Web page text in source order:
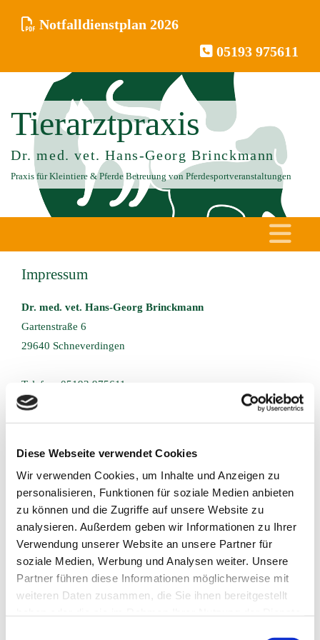
Diese Webseite verwendet Cookies
Wir verwenden Cookies, um Inhalte und Anzeigen zu
personalisieren, Funktionen für soziale Medien anbieten
zu können und die Zugriffe auf unsere Website zu
analysieren. Außerdem geben wir Informationen zu Ihrer
Verwendung unserer Website an unsere Partner für
soziale Medien, Werbung und Analysen weiter. Unsere
Partner führen diese Informationen möglicherweise mit
weiteren Daten zusammen, die Sie ihnen bereitgestellt
 Notfalldienstplan 2026
 05193 975611
Tierarztpraxis
Dr. med. vet. Hans-Georg Brinckmann
Praxis für Kleintiere & Pferde Betreuung von Pferdesportveranstaltungen
Impressum
Dr. med. vet. Hans-Georg Brinckmann
Gartenstraße 6
29640 Schneverdingen
Telefon: 05193 975611
Inhaber: Hans-Georg Brinckmann
USt-IdNr.: DE-116335777
Zusätzliche Information/Pflichtangabe laut
Dr. Hans - Georg Brinckmann führt die gesetzliche